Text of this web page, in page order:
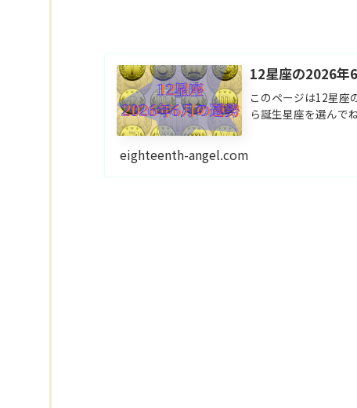
12星座の2026年
このページは12星座
ら誕生星座を選んでね
eighteenth-angel.com